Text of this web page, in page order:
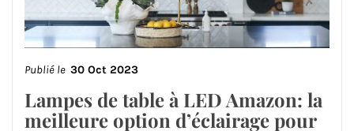
Publié le 30 Oct 2023
Lampes de table à LED Amazon: la
meilleure option d’éclairage pour